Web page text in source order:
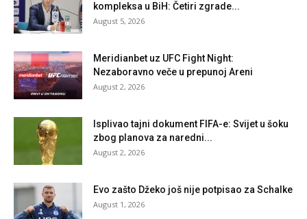
kompleksa u BiH: Četiri zgrade...
August 5, 2026
Meridianbet uz UFC Fight Night:
Nezaboravno veče u prepunoj Areni
August 2, 2026
Isplivao tajni dokument FIFA-e: Svijet u šoku
zbog planova za naredni...
August 2, 2026
Evo zašto Džeko još nije potpisao za Schalke
August 1, 2026